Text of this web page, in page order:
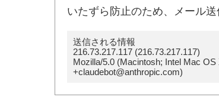
いたずら防止のため、メール
送信される情報
216.73.217.117 (216.73.217.117)
Mozilla/5.0 (Macintosh; Intel Mac
+claudebot@anthropic.com)